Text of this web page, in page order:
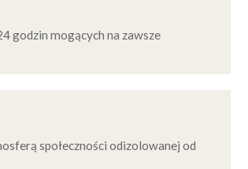
godzin mogących na zawsze
społeczności odizolowanej od